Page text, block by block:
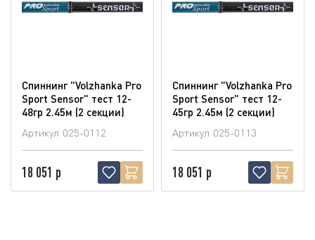
Спиннинг "Volzhanka Pro
Sport Sensor" тест 12-
48гр 2.45м (2 секции)
Артикул 025-0112
18 051 р
Спиннинг "Volzhanka Pro
Sport Sensor" тест 12-
45гр 2.45м (2 секции)
Артикул 025-0113
18 051 р